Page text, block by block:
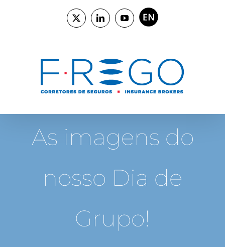
X LinkedInYouTubeENGLISH
As imagens do
nosso Dia de
Grupo!